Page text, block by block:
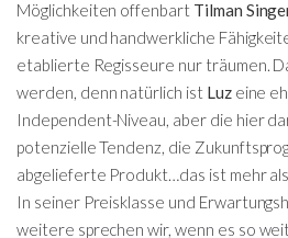
Möglichkeiten offenbart Tilman
kreative und handwerkliche
etablierte Regisseure nur träumen.
werden, denn natürlich ist Luzeine
Independent-Niveau, aber die hier
potenzielle Tendenz, die
abgelieferte Produkt…das ist mehr
In seiner Preisklasse und
weitere sprechen wir, wenn es so